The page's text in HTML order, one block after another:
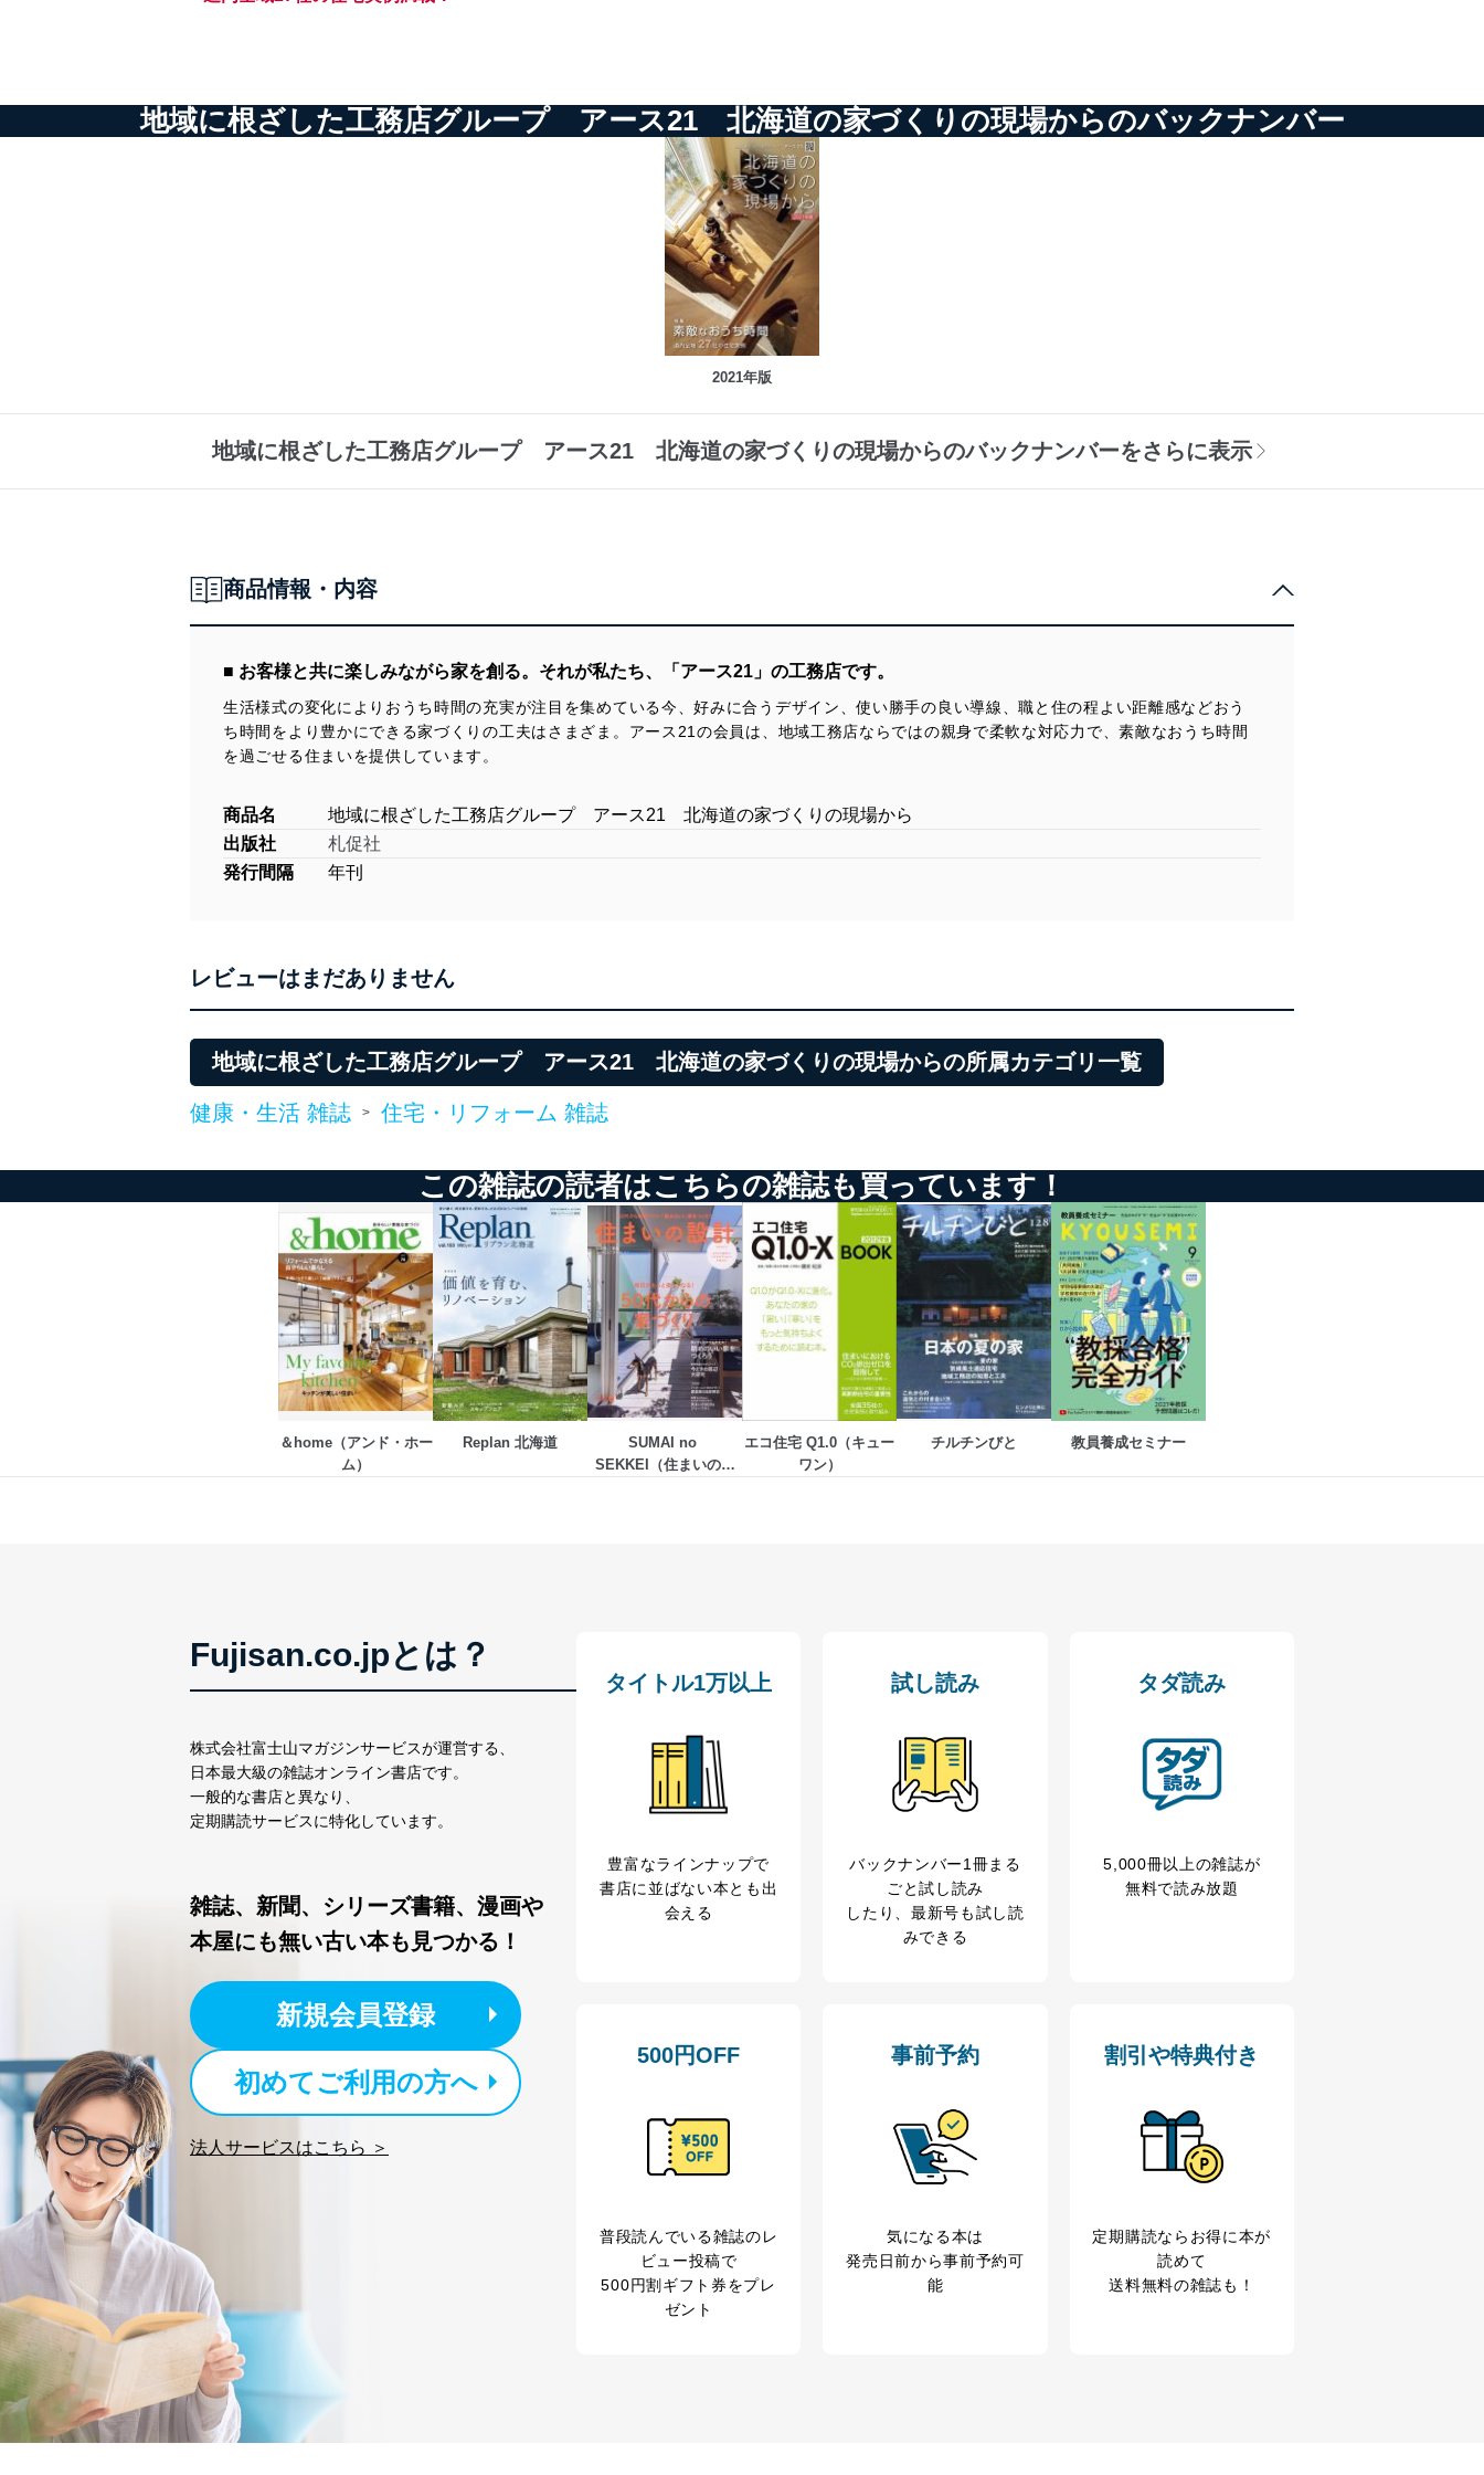
地域に根ざした工務店グループ アース21 北海道の家づくりの現場からのバックナンバー
2021年版
地域に根ざした工務店グループ アース21 北海道の家づくりの現場からのバックナンバーをさらに表示
商品情報・内容
■ お客様と共に楽しみながら家を創る。それが私たち、「アース21」の工務店です。
生活様式の変化によりおうち時間の充実が注目を集めている今、好みに合うデザイン、使い勝手の良い導線、職と住の程よい距離感などおう
ち時間をより豊かにできる家づくりの工夫はさまざま。アース21の会員は、地域工務店ならではの親身で柔軟な対応力で、素敵なおうち時間
を過ごせる住まいを提供しています。
商品名
地域に根ざした工務店グループ アース21 北海道の家づくりの現場から
出版社
札促社
発行間隔
年刊
レビューはまだありません
地域に根ざした工務店グループ アース21 北海道の家づくりの現場からの所属カテゴリ一覧
健康・生活 雑誌 > 住宅・リフォーム 雑誌
この雑誌の読者はこちらの雑誌も買っています！
＆home（アンド・ホー
ム）
Replan 北海道
SUMAI no
SEKKEI（住まいの設
エコ住宅 Q1.0（キュー
ワン）
チルチンびと 教員養成セミナー
Fujisan.co.jpとは？
株式会社富士山マガジンサービスが運営する、
日本最大級の雑誌オンライン書店です。
一般的な書店と異なり、
定期購読サービスに特化しています。
雑誌、新聞、シリーズ書籍、漫画や
本屋にも無い古い本も見つかる！
新規会員登録
初めてご利用の方へ
法人サービスはこちら ＞
タイトル1万以上
豊富なラインナップで
書店に並ばない本とも出
会える
試し読み
バックナンバー1冊まる
ごと試し読み
したり、最新号も試し読
みできる
タダ読み
5,000冊以上の雑誌が
無料で読み放題
500円OFF
普段読んでいる雑誌のレ
ビュー投稿で
500円割ギフト券をプレ
ゼント
事前予約
気になる本は
発売日前から事前予約可
能
割引や特典付き
定期購読なら お得に本が
読めて
送料無料の雑誌も！